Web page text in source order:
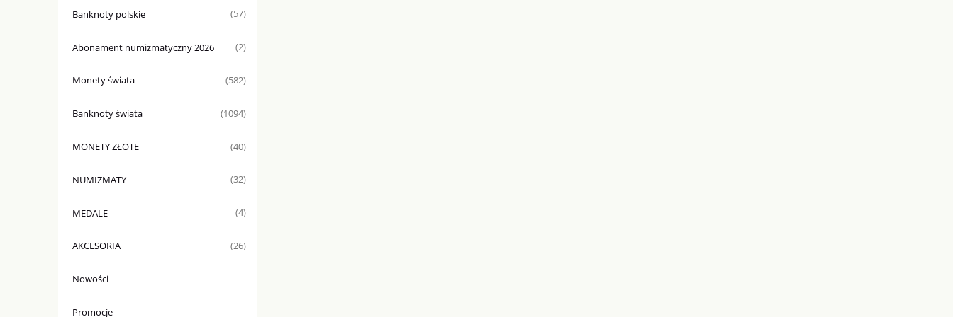
Banknoty polskie (57)
Abonament numizmatyczny 2026 (2)
Monety świata (582)
Banknoty świata (1094)
MONETY ZŁOTE (40)
NUMIZMATY (32)
MEDALE (4)
AKCESORIA (26)
Nowości
Promocje